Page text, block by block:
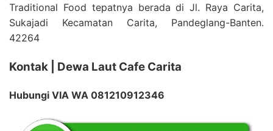
Traditional Food tepatnya berada di Jl. Raya Carita,
Sukajadi Kecamatan Carita, Pandeglang-Banten.
42264
Kontak | Dewa Laut Cafe Carita
Hubungi VIA WA 081210912346